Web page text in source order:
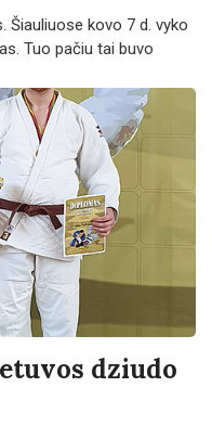
Šiauliuose kovo 7 d. vyko
Tuo pačiu tai buvo
dziudo